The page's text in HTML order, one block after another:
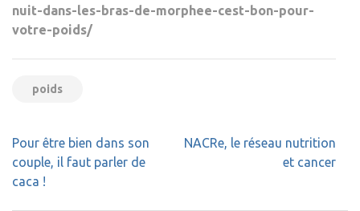
nuit-dans-les-bras-de-morphee-cest-bon-pour-
votre-poids/
poids
Navigation
de
l’article
Pour être bien dans son
couple, il faut parler de
caca !
NACRe, le réseau nutrition
et cancer